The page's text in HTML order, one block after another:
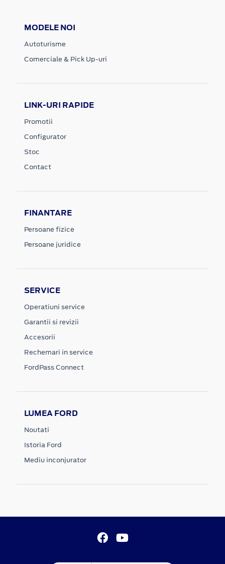
MODELE NOI
Autoturisme
Comerciale & Pick Up-uri
LINK-URI RAPIDE
Promotii
Configurator
Stoc
Contact
FINANTARE
Persoane fizice
Persoane juridice
SERVICE
Operatiuni service
Garantii si revizii
Accesorii
Rechemari in service
FordPass Connect
LUMEA FORD
Noutati
Istoria Ford
Mediu inconjurator